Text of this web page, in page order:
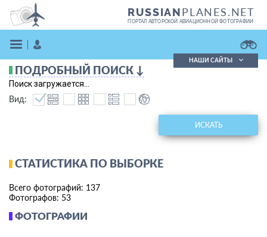
RUSSIANPLANES.NET
ПОРТАЛ АВТОРСКОЙ АВИАЦИОННОЙ ФОТОГРАФИИ
Поиск в реестре
Кратко
Подробно
НАШИ САЙТЫ
ФОТОГРАФИИ
ПОДРОБНЫЙ ПОИСК ↓
Поиск загружается...
Вид:
ИСКАТЬ
СТАТИСТИКА ПО ВЫБОРКЕ
Всего фотографий: 137
Фотографов: 53